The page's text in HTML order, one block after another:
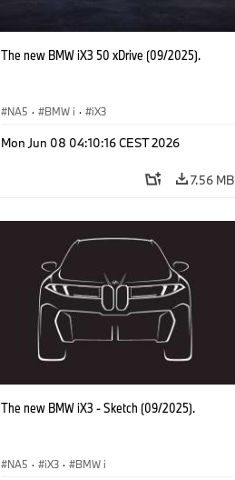
The new BMW iX3 50 xDrive (09/2025).
NA5 · BMW i · iX3
Mon Jun 08 04:10:16 CEST 2026
7.56 MB
The new BMW iX3 - Sketch (09/2025).
NA5 · iX3 · BMW i